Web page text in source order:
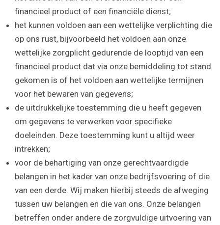
financieel product of een financiële dienst;
het kunnen voldoen aan een wettelijke verplichting die
op ons rust, bijvoorbeeld het voldoen aan onze
wettelijke zorgplicht gedurende de looptijd van een
financieel product dat via onze bemiddeling tot stand
gekomen is of het voldoen aan wettelijke termijnen
voor het bewaren van gegevens;
de uitdrukkelijke toestemming die u heeft gegeven
om gegevens te verwerken voor specifieke
doeleinden. Deze toestemming kunt u altijd weer
intrekken;
voor de behartiging van onze gerechtvaardigde
belangen in het kader van onze bedrijfsvoering of die
van een derde. Wij maken hierbij steeds de afweging
tussen uw belangen en die van ons. Onze belangen
betreffen onder andere de zorgvuldige uitvoering van